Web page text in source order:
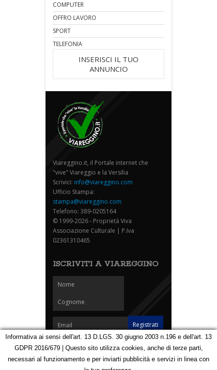
COMPUTER
OFFRO LAVORO
SPORT
TELEFONIA
INSERISCI IL TUO
ANNUNCIO
Viareggino.it, il Portale internet che
"vive" Viareggio e la Versilia
Scrivici: info@viareggino.com
Ufficio Stampa:
stampa@viareggino.com
Telefono: 389-0205164
© 1999-2026 - Proprietà Viva
Associazione Culturale | P.Iva
02361310465
ISCRIVITI A VIAREGGINO
Homepage Notizie Speciali Eventi Foto Carnevale
Partners Contatti
Informativa ai sensi dell'art. 13 D.LGS. 30 giugno 2003 n.196 e dell'art. 13
GDPR 2016/679 | Questo sito utilizza cookies, anche di terze parti,
necessari al funzionamento e per inviarti pubblicità e servizi in linea con